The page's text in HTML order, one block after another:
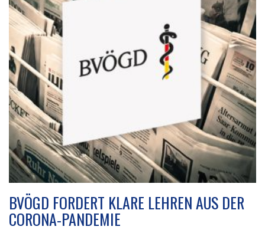
v
i
g
a
t
i
o
n
BVÖGD FORDERT KLARE LEHREN AUS DER
CORONA-PANDEMIE